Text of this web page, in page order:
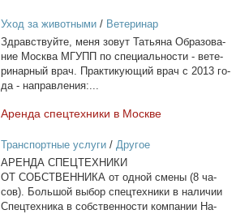
Уход за животными/ Ветеринар
Здрав­ствуй­те, ме­ня зо­вут Та­тья­на Об­ра­зо­ва­
ние Москва МГУПП по спе­ци­аль­но­сти - ве­те­
ри­нар­ный врач. Прак­ти­ку­ю­щий врач с 2013 го­
да - на­прав­ле­ния:...
Арен­да спец­тех­ни­ки в Москве
Транспортные услуги/ Другое
АРЕНДА СПЕЦТЕХНИКИ
ОТ СОБСТВЕННИКА от од­ной сме­ны (8 ча­
сов). Боль­шой вы­бор спец­тех­ни­ки в на­ли­чии
Спец­тех­ни­ка в соб­ствен­но­сти ком­па­нии На­